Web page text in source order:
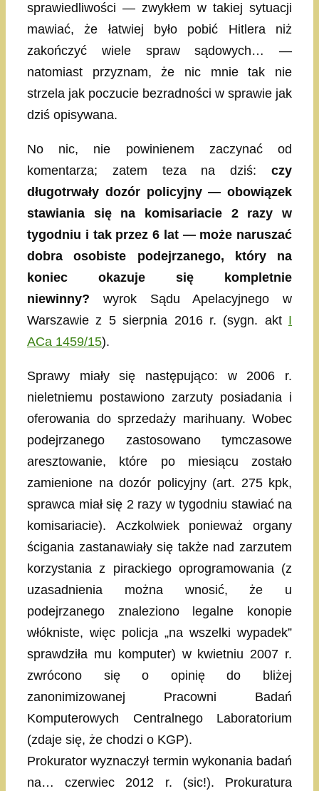
sprawiedliwości — zwykłem w takiej sytuacji
mawiać, że łatwiej było pobić Hitlera niż
zakończyć wiele spraw sądowych… —
natomiast przyznam, że nic mnie tak nie
strzela jak poczucie bezradności w sprawie jak
dziś opisywana.
No nic, nie powinienem zaczynać od
komentarza; zatem teza na dziś: czy
długotrwały dozór policyjny — obowiązek
stawiania się na komisariacie 2 razy w
tygodniu i tak przez 6 lat — może naruszać
dobra osobiste podejrzanego, który na
koniec okazuje się kompletnie
niewinny? wyrok Sądu Apelacyjnego w
Warszawie z 5 sierpnia 2016 r. (sygn. akt I
ACa 1459/15).
Sprawy miały się następująco: w 2006 r.
nieletniemu postawiono zarzuty posiadania i
oferowania do sprzedaży marihuany. Wobec
podejrzanego zastosowano tymczasowe
aresztowanie, które po miesiącu zostało
zamienione na dozór policyjny (art. 275 kpk,
sprawca miał się 2 razy w tygodniu stawiać na
komisariacie). Aczkolwiek ponieważ organy
ścigania zastanawiały się także nad zarzutem
korzystania z pirackiego oprogramowania (z
uzasadnienia można wnosić, że u
podejrzanego znaleziono legalne konopie
włókniste, więc policja „na wszelki wypadek”
sprawdziła mu komputer) w kwietniu 2007 r.
zwrócono się o opinię do bliżej
zanonimizowanej Pracowni Badań
Komputerowych Centralnego Laboratorium
(zdaje się, że chodzi o KGP).
Prokurator wyznaczył termin wykonania badań
na… czerwiec 2012 r. (sic!). Prokuratura